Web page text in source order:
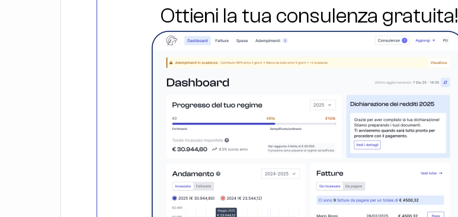
Ottieni la tua consulenza gratuita!